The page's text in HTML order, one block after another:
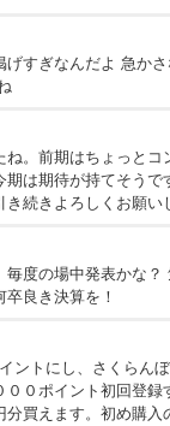
げすぎなんだよ 急か
ね。前期はちょっとコ
期は期待が持てそうで
き続きよろしくお願い
毎度の場中発表かな
良き決算を！
ントにし、さくらん
０ポイント初回登録
分買えます。初め購入